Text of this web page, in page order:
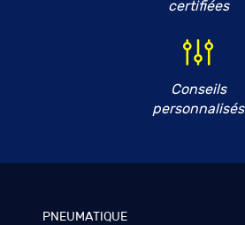
certifiées
Conseils
personnalisés
PNEUMATIQUE